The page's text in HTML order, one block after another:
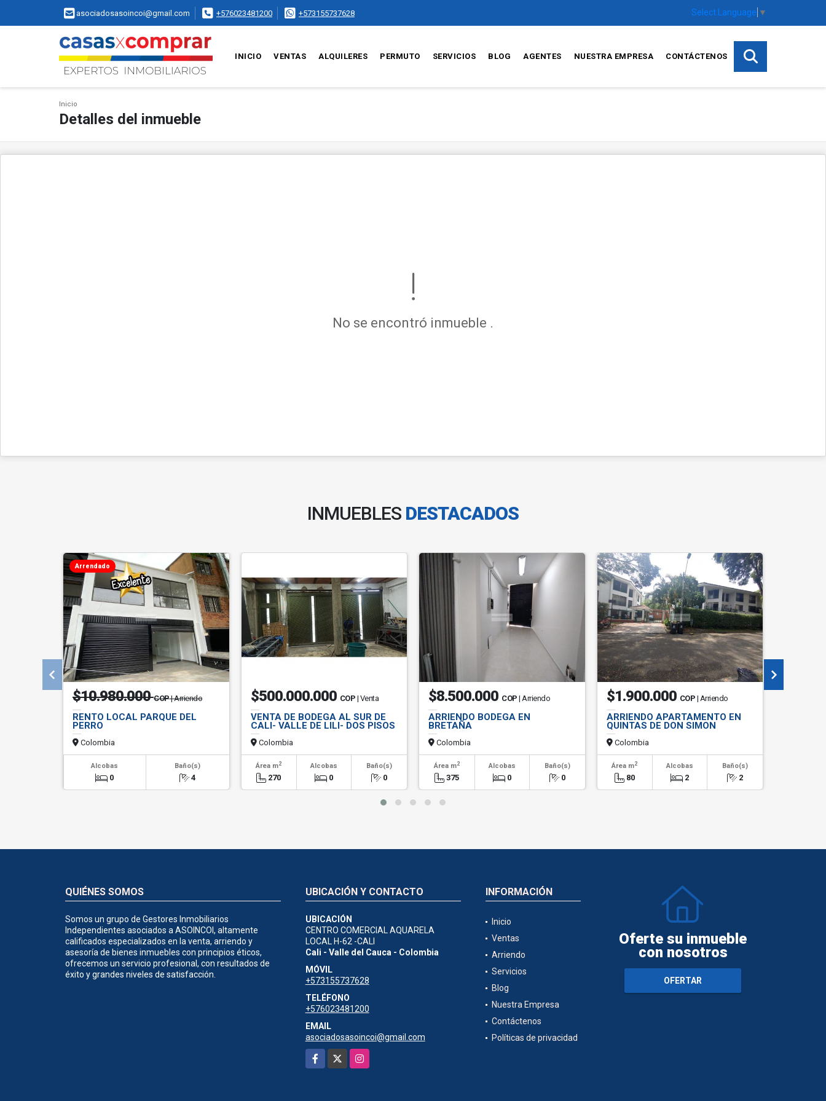
asociadosasoincoi@gmail.com +576023481200 +573155737628 Select Language ▼
INICIO VENTAS ALQUILERES PERMUTO SERVICIOS BLOG AGENTES NUESTRA EMPRESA CONTÁCTENOS
Inicio
Detalles del inmueble
No se encontró inmueble .
INMUEBLES DESTACADOS
Arrendado
$10.980.000COP| Arriendo
RENTO LOCAL PARQUE DEL
PERRO
Colombia
Alcobas
0
Baño(s)
4
$500.000.000 COP | Venta
VENTA DE BODEGA AL SUR DE
CALI- VALLE DE LILI- DOS PISOS
Colombia
Área m2
270
Alcobas
0
Baño(s)
0
$8.500.000 COP | Arriendo
ARRIENDO BODEGA EN
BRETAÑA
Colombia
Área m2
375
Alcobas
0
Baño(s)
0
$1.900.000 COP | Arriendo
ARRIENDO APARTAMENTO EN
QUINTAS DE DON SIMON
Colombia
Área m2
80
Alcobas
2
Baño(s)
2
QUIÉNES SOMOS
Somos un grupo de Gestores Inmobiliarios
Independientes asociados a ASOINCOI, altamente
calificados especializados en la venta, arriendo y
asesoría de bienes inmuebles con principios éticos,
ofrecemos un servicio profesional, con resultados de
éxito y grandes niveles de satisfacción.
UBICACIÓN Y CONTACTO
UBICACIÓN
CENTRO COMERCIAL AQUARELA
LOCAL H-62 -CALI
Cali - Valle del Cauca - Colombia
MÓVIL
+573155737628
TELÉFONO
+576023481200
EMAIL
asociadosasoincoi@gmail.com
Facebook
Instagram
INFORMACIÓN
Inicio
Ventas
Arriendo
Servicios
Blog
Nuestra Empresa
Contáctenos
Políticas de privacidad
Oferte su inmueble
con nosotros
OFERTAR